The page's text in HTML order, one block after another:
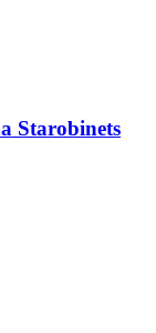
Starobinets